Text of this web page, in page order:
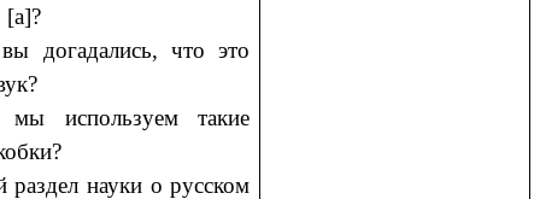
[а]?
догадались, что это
используем такие
раздел науки о русском